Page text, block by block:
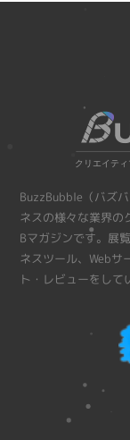
BuzzBubble（バズ
ネスの様々な業界の
Bマガジンです。展
ネスツール、Webサ
ト・レビューをして